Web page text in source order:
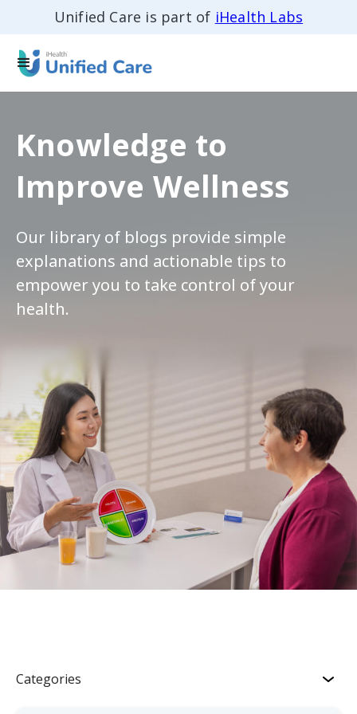
Unified Care is part of iHealth Labs
Knowledge to
Improve Wellness
Our library of blogs provide simple
explanations and actionable tips to
empower you to take control of your
health.
Categories